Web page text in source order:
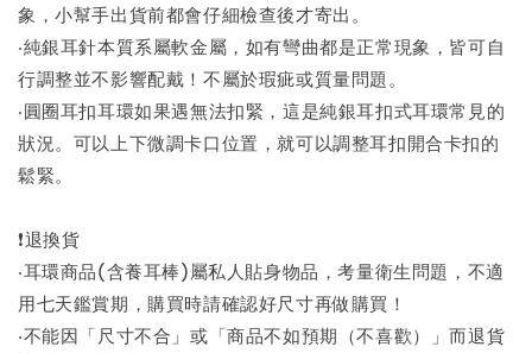
象，小幫手出貨前都會仔細檢查後才寄出。
‧純銀耳針本質系屬軟金屬，如有彎曲都是正常現象，皆可自
行調整並不影響配戴！不屬於瑕疵或質量問題。
‧圓圈耳扣耳環如果遇無法扣緊，這是純銀耳扣式耳環常見的
狀況。可以上下微調卡口位置，就可以調整耳扣開合卡扣的
鬆緊。
❗退換貨
‧耳環商品(含養耳棒)屬私人貼身物品，考量衛生問題，不適
用七天鑑賞期，購買時請確認好尺寸再做購買！
‧不能因「尺寸不合」或「商品不如預期（不喜歡）」而退貨